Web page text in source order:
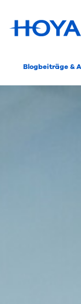
Blogbeiträge &